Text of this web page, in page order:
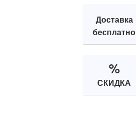
Доставка
бесплатно
%
СКИДКА